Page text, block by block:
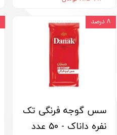
سس گوجه فرنگی تک
نفره داناک - 50 عدد
۸ درصد